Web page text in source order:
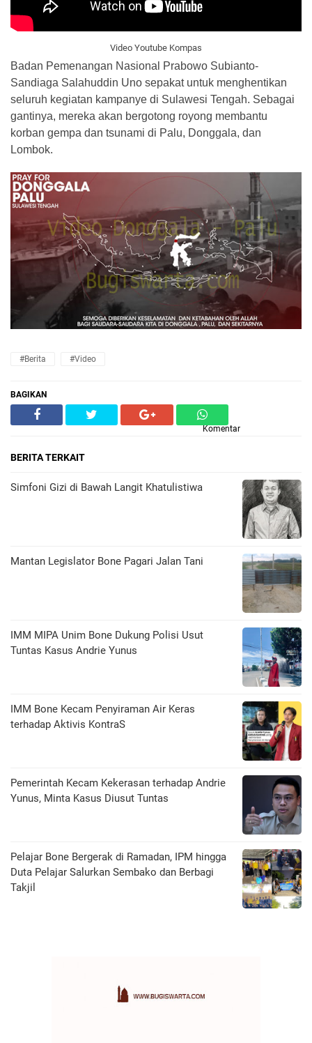
Video Youtube Kompas
Badan Pemenangan Nasional Prabowo Subianto-
Sandiaga Salahuddin Uno sepakat untuk menghentikan
seluruh kegiatan kampanye di Sulawesi Tengah. Sebagai
gantinya, mereka akan bergotong royong membantu
korban gempa dan tsunami di Palu, Donggala, dan
Lombok.
#Berita #Video
BAGIKAN
Komentar
BERITA TERKAIT
​Simfoni Gizi di Bawah Langit Khatulistiwa
Mantan Legislator Bone Pagari Jalan Tani
IMM MIPA Unim Bone Dukung Polisi Usut
Tuntas Kasus Andrie Yunus
IMM Bone Kecam Penyiraman Air Keras
terhadap Aktivis KontraS
Pemerintah Kecam Kekerasan terhadap Andrie
Yunus, Minta Kasus Diusut Tuntas
Pelajar Bone Bergerak di Ramadan, IPM hingga
Duta Pelajar Salurkan Sembako dan Berbagi
Takjil